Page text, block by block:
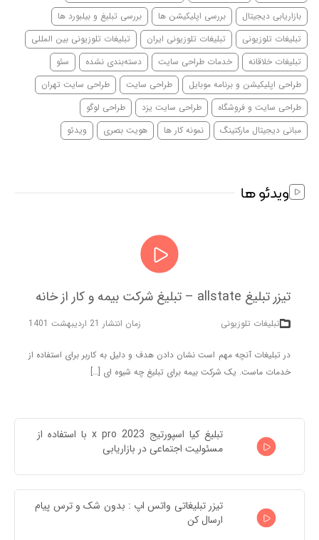
بازاریابی دیجیتال بررسی اپلیکیشن ها
بررسی تبلیغ و بیلبورد ها
تبلیغات تلوزیونی
تبلیغات تلوزیونی ایران
تبلیغات تلوزیونی بین المللی
تبلیغات خلاقانه
خدمات طراحی سایت دسته‌بندی نشده
سئو
طراحی اپلیکیشن و برنامه موبایل
طراحی سایت
طراحی سایت تهران
طراحی سایت و فروشگاه
طراحی سایت یزد
طراحی لوگو
مبانی دیجیتال مارکتینگ
نمونه کار ها هویت بصری ویدئو
ویدئو ها
تبلیغ کیا اسپورتیج x pro 2023 با استفاده از
مسئولیت اجتماعی در بازاریابی
تیزر تبلیغاتی واتس اپ : بدون شک و ترس پیام
ارسال کن
تیزر تبلیغ allstate – تبلیغ شرکت بیمه و کار از خانه
تبلیغات تلوزیونی زمان انتشار 21 اردیبهشت 1401
در تبلیغات آنچه مهم است نشان دادن هدف و دلیل به کاربر برای استفاده از
خدمات ماست. یک شرکت بیمه برای تبلیغ چه شیوه ای […]